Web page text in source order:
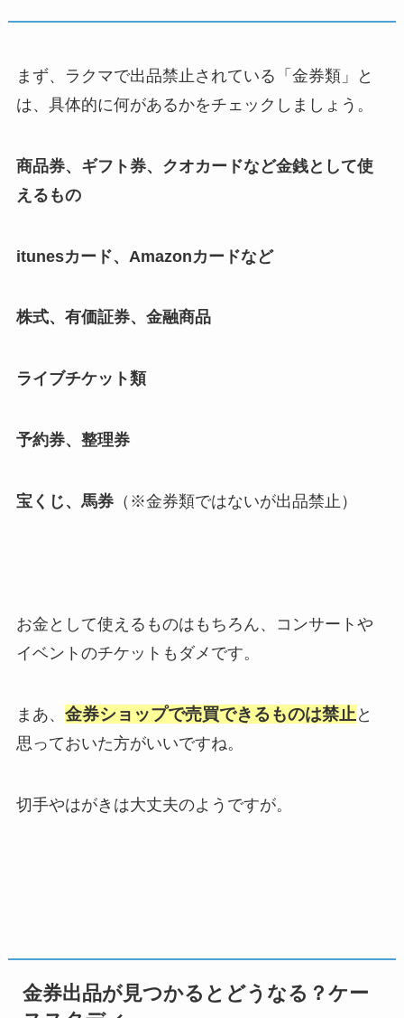
まず、ラクマで出品禁止されている「金券類」と
は、具体的に何があるかをチェックしましょう。
商品券、ギフト券、クオカードなど金銭として使
えるもの
itunesカード、Amazonカードなど
株式、有価証券、金融商品
ライブチケット類
予約券、整理券
宝くじ、馬券（※金券類ではないが出品禁止）
お金として使えるものはもちろん、コンサートや
イベントのチケットもダメです。
まあ、 金券ショップで売買できるものは禁止と
思っておいた方がいいですね。
切手やはがきは大丈夫のようですが。
金券出品が見つかるとどうなる？ケー